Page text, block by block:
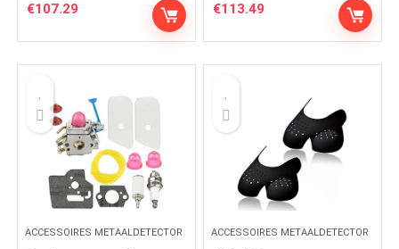
€107.29 €113.49
ACCESSOIRES METAALDETECTOR ACCESSOIRES METAALDETECTOR